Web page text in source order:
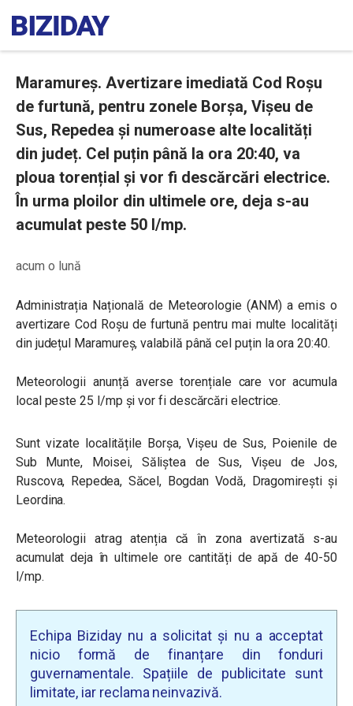
Maramureș. Avertizare imediată Cod Roșu
de furtună, pentru zonele Borșa, Vișeu de
Sus, Repedea și numeroase alte localități
din județ. Cel puțin până la ora 20:40, va
ploua torențial și vor fi descărcări electrice.
În urma ploilor din ultimele ore, deja s-au
acumulat peste 50 l/mp.
acum o lună
Administrația Națională de Meteorologie (ANM) a emis o
avertizare Cod Roșude furtună pentru mai multe localități
din județul Maramureș,valabilă până cel puțin la ora 20:40.
Meteorologii anunță averse torențiale care vor acumula
local peste 25 l/mp și vor fi descărcări electrice.
Sunt vizate localitățile Borșa, Vișeu de Sus, Poienile de
Sub Munte, Moisei, Săliștea de Sus, Vișeu de Jos,
Ruscova, Repedea, Săcel, Bogdan Vodă, Dragomirești și
Leordina.
Meteorologii atrag atenția că în zona avertizată s-au
acumulat deja în ultimele ore cantități de apă de 40-50
l/mp.
Echipa Biziday nu a solicitat și nu a acceptat
nicio formă de finanțare din fonduri
guvernamentale. Spațiile de publicitate sunt
limitate, iar reclama neinvazivă.